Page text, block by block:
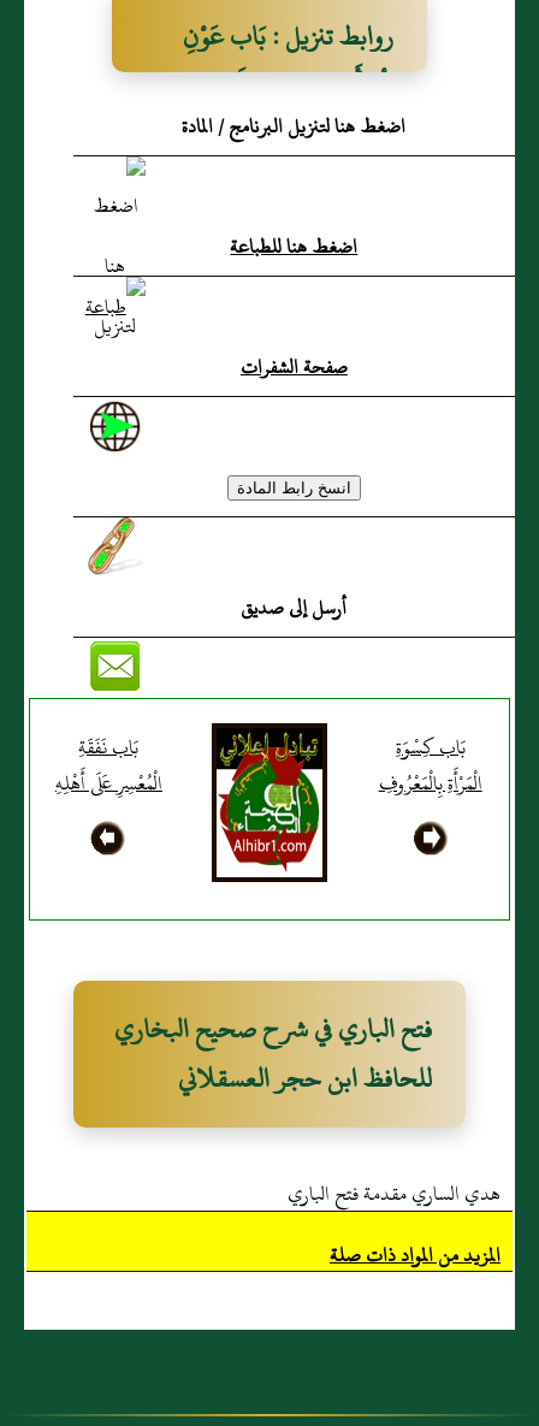
روابط تنزيل : بَاب عَوْنِ
الْمَرْأَةِ زَوْجَهَا فِي وَلَدِهِ
اضغط هنا لتنزيل البرنامج / المادة
اضغط هنا للطباعة
صفحة الشفرات
أرسل إلى صديق
بَاب كِسْوَةِ
الْمَرْأَةِ بِالْمَعْرُوفِ
بَاب نَفَقَةِ
الْمُعْسِرِ عَلَى أَهْلِهِ
فتح الباري في شرح صحيح البخاري
للحافظ ابن حجر العسقلاني
هدي الساري مقدمة فتح الباري
المزيد من المواد ذات صلة